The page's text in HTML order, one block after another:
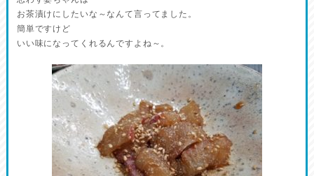
お茶漬けにしたいな～なんて言ってました。
簡単ですけど
いい味になってくれるんですよね～。